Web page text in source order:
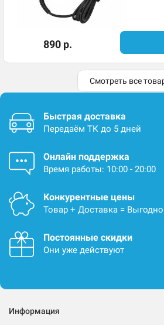
890 р.
Смотреть все
Быстрая доставка
Передаём ТК до 5 дней
Онлайн поддержка
Время работы: 10:00 - 20:00
Конкурентные цены
Товар + Доставка = Выгодно
Постоянные скидки
Они уже действуют
Информация